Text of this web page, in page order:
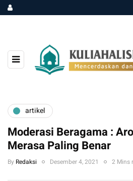
artikel
Moderasi Beragama :
Merasa Paling Benar
By Redaksi Desember 4, 2021 2 Mins